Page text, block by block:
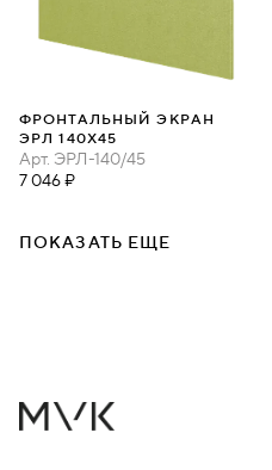
ФРОНТАЛЬНЫЙ ЭКРАН
ЭРЛ 140Х45
Арт. ЭРЛ-140/45
7 046 ₽
ПОКАЗАТЬ ЕЩЕ